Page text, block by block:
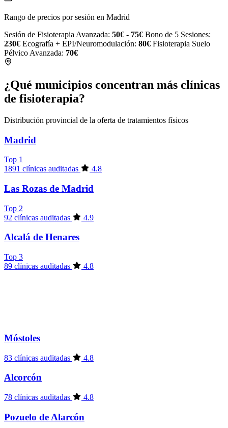
Rango de precios por sesión en Madrid
Sesión de Fisioterapia Avanzada: 50€ - 75€ Bono de 5 Sesiones:
230€ Ecografía + EPI/Neuromodulación: 80€ Fisioterapia Suelo
Pélvico Avanzada: 70€
¿Qué municipios concentran más clínicas
de fisioterapia?
Distribución provincial de la oferta de tratamientos físicos
Madrid
Top 1
1891 clínicas auditadas
4.8
Las Rozas de Madrid
Top 2
92 clínicas auditadas
4.9
Alcalá de Henares
Top 3
89 clínicas auditadas
4.8
Móstoles
83 clínicas auditadas 4.8
Alcorcón
78 clínicas auditadas 4.8
Pozuelo de Alarcón